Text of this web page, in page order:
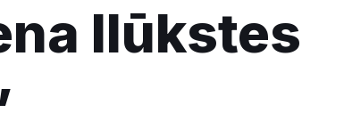
Ilūkstes